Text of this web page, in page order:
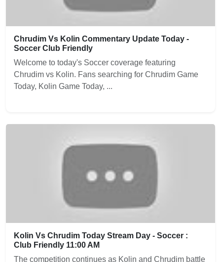
Chrudim Vs Kolin Commentary Update Today -
Soccer Club Friendly
Welcome to today's Soccer coverage featuring
Chrudim vs Kolin. Fans searching for Chrudim Game
Today, Kolin Game Today, ...
Kolin Vs Chrudim Today Stream Day - Soccer :
Club Friendly 11:00 AM
The competition continues as Kolin and Chrudim battle